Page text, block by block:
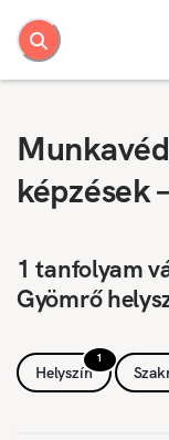
képzések
1 tanfolyam
Gyömrő
1
Helyszín